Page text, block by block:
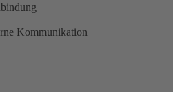
Kommunikation